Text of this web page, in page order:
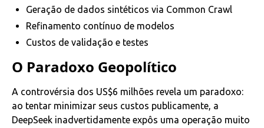
Geração de dados sintéticos via Common Crawl
Refinamento contínuo de modelos
Custos de validação e testes
O Paradoxo Geopolítico
A controvérsia dos US$6 milhões revela um paradoxo:
ao tentar minimizar seus custos publicamente, a
DeepSeek inadvertidamente expôs uma operação muito